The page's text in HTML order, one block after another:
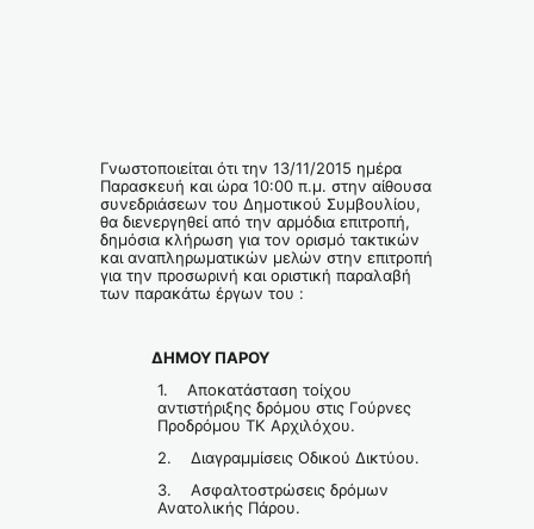
Γνωστοποιείται ότι την 13/11/2015 ημέρα
Παρασκευή και ώρα 10:00 π.μ. στην αίθουσα
συνεδριάσεων του Δημοτικού Συμβουλίου,
θα διενεργηθεί από την αρμόδια επιτροπή,
δημόσια κλήρωση για τον ορισμό τακτικών
και αναπληρωματικών μελών στην επιτροπή
για την προσωρινή και οριστική παραλαβή
των παρακάτω έργων του :
ΔΗΜΟΥ ΠΑΡΟΥ
1. Αποκατάσταση τοίχου
αντιστήριξης δρόμου στις Γούρνες
Προδρόμου ΤΚ Αρχιλόχου.
2. Διαγραμμίσεις Οδικού Δικτύου.
3. Ασφαλτοστρώσεις δρόμων
Ανατολικής Πάρου.